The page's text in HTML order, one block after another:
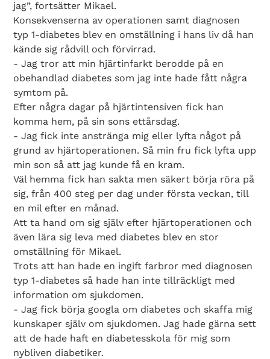
jag”, fortsätter Mikael.
Konsekvenserna av operationen samt diagnosen
typ 1-diabetes blev en omställning i hans liv då han
kände sig rådvill och förvirrad.
- Jag tror att min hjärtinfarkt berodde på en
obehandlad diabetes som jag inte hade fått några
symtom på.
Efter några dagar på hjärtintensiven fick han
komma hem, på sin sons ettårsdag.
- Jag fick inte anstränga mig eller lyfta något på
grund av hjärtoperationen. Så min fru fick lyfta upp
min son så att jag kunde få en kram.
Väl hemma fick han sakta men säkert börja röra på
sig, från 400 steg per dag under första veckan, till
en mil efter en månad.
Att ta hand om sig själv efter hjärtoperationen och
även lära sig leva med diabetes blev en stor
omställning för Mikael.
Trots att han hade en ingift farbror med diagnosen
typ 1-diabetes så hade han inte tillräckligt med
information om sjukdomen.
- Jag fick börja googla om diabetes och skaffa mig
kunskaper själv om sjukdomen. Jag hade gärna sett
att de hade haft en diabetesskola för mig som
nybliven diabetiker.